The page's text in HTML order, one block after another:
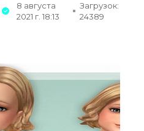
8 августа
2021 г. 18:13
Загрузок:
24389